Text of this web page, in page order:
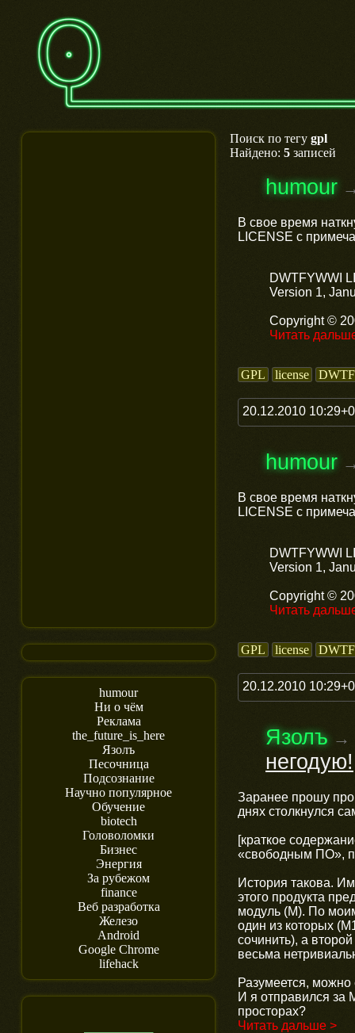
humour
Ни о чём
Реклама
the_future_is_here
Язолъ
Песочница
Подсознание
Научно популярное
Обучение
biotech
Головоломки
Бизнес
Энергия
За рубежом
finance
Веб разработка
Железо
Android
Google Chrome
lifehack
Поиск по тегу gpl
Найдено: 5 записей
humour
В свое время
LICENSE с
DWTFYWWI
Version 1,
Copyright ©
Читать
GPL license
20.12.2010
humour
В свое время
LICENSE с
DWTFYWWI
Version 1,
Copyright ©
Читать
GPL license
20.12.2010
Язолъ→
негодую!
Заранее прошу
днях столкнулся
[краткое
«свободным ПО»,
История такова.
этого продукта
модуль (M). По
один из которых
сочинить), а
весьма
Разумеется, можно
И я отправился за
просторах?
Читать дальше >